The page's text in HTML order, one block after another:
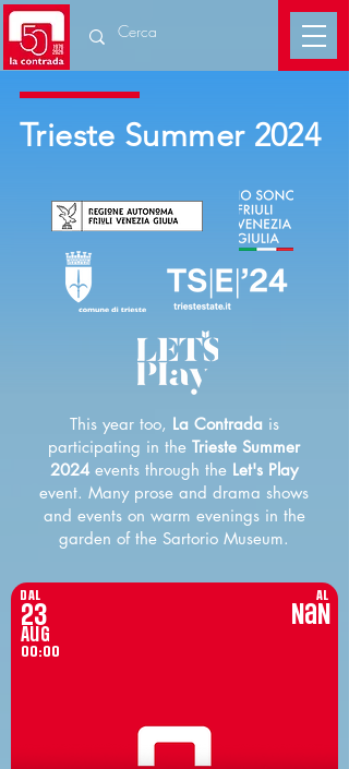
Trieste Summer 2024
This year too, La Contradais
participating in the Trieste Summer
2024 events through the Let's Play
event. Many prose and drama shows
and events on warm evenings in the
garden of the Sartorio Museum.
DAL
23
Aug
00:00
AL
NaN